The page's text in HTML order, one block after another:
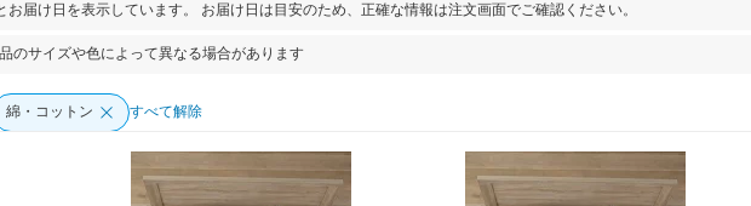
届け日を表示しています。 お届け日は目安のため、正確な情報は注文画面でご確認ください。
のサイズや色によって異なる場合があります
綿・コットン すべて解除